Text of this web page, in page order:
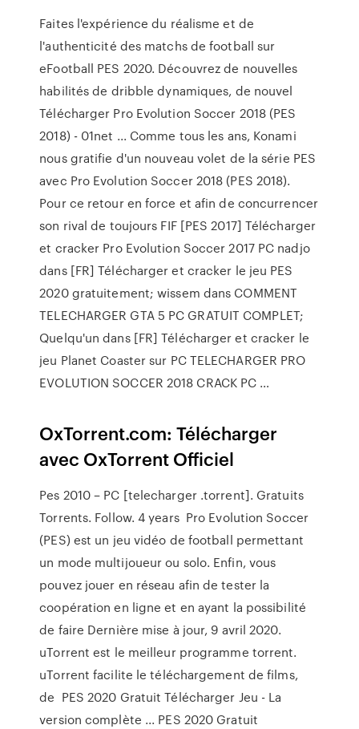
Faites l'expérience du réalisme et de
l'authenticité des matchs de football sur
eFootball PES 2020. Découvrez de nouvelles
habilités de dribble dynamiques, de nouvel
Télécharger Pro Evolution Soccer 2018 (PES
2018) - 01net ... Comme tous les ans, Konami
nous gratifie d'un nouveau volet de la série PES
avec Pro Evolution Soccer 2018 (PES 2018).
Pour ce retour en force et afin de concurrencer
son rival de toujours FIF [PES 2017] Télécharger
et cracker Pro Evolution Soccer 2017 PC nadjo
dans [FR] Télécharger et cracker le jeu PES
2020 gratuitement; wissem dans COMMENT
TELECHARGER GTA 5 PC GRATUIT COMPLET;
Quelqu'un dans [FR] Télécharger et cracker le
jeu Planet Coaster sur PC TELECHARGER PRO
EVOLUTION SOCCER 2018 CRACK PC …
OxTorrent.com: Télécharger
avec OxTorrent Officiel
Pes 2010 – PC [telecharger .torrent]. Gratuits
Torrents. Follow. 4 years Pro Evolution Soccer
(PES) est un jeu vidéo de football permettant
un mode multijoueur ou solo. Enfin, vous
pouvez jouer en réseau afin de tester la
coopération en ligne et en ayant la possibilité
de faire Dernière mise à jour, 9 avril 2020.
uTorrent est le meilleur programme torrent.
uTorrent facilite le téléchargement de films,
de PES 2020 Gratuit Télécharger Jeu - La
version complète ... PES 2020 Gratuit